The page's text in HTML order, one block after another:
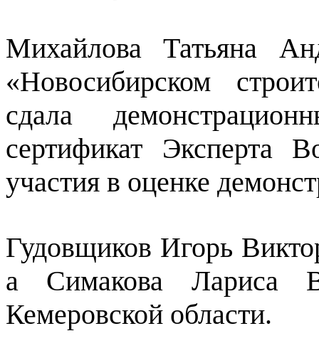
Михайлова Татьяна
«Новосибирском
сдала
сертификат Эксперта
участия в оценке
Гудовщиков Игорь
а Симакова Лариса
Кемеровской области.